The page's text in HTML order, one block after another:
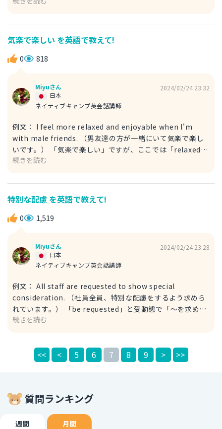
すね。 なお、以下のような表現もできます。 例文： Let's
advance the plan and accelerate the schedule. （計画
を進めつつ、スケジュールをさらに加速しましょう。） こ
ちらはやや意訳的になりますが、前半で計画を進めることを
なれば幸いです！
気楽で楽しい を英語で教えて!
0 818
Miyuさん
ネイティブキャンプ英会話講師
日本
2024/02/24 23:32
例文： I feel more relaxed and enjoyable when I'm
with male friends. （男友達の方が一緒にいて気楽で楽し
いです。） 「気楽で楽しい」ですが、ここでは「relaxed
and enjoyable」で表しました。 「more」をつけて比較級
ことができます。 以下のような表現もできます。 例文：
Being with male friends makes me feel more at ease
and happy. （男友達と一緒にいるほうが、気楽で楽しいで
す。） こちらは「気楽で楽しい」を「at ease and
「make」を使いました。 回答が参考になれば幸いです！
続きを読む
特別な配慮 を英語で教えて!
0 1,519
Miyuさん
ネイティブキャンプ英会話講師
日本
2024/02/24 23:28
例文： All staff are requested to show special
consideration. （社員全員、特別な配慮をするよう求めら
れています。） 「be requested」と受動態で「～を求めら
れている」を意味します。 「special consideration」で
particular consideration. （従業員は、特別な配慮をする
ている」と同義のニュアンスを出しました。 回答が参考に
続きを読む
<< < 5 6 7 8 9 > >>
質問ランキング
週間 月間